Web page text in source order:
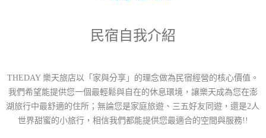
民宿自我介紹
THEDAY 樂天旅店以「家與分享」的理念做為民宿經營的核心價值。
我們希望能提供您一個最輕鬆與自在的休息環境，讓樂天成為您在澎
湖旅行中最舒適的住所；無論您是家庭旅遊、三五好友同遊，還是2人
世界甜蜜的小旅行，相信我們都能提供您最適合的空間與服務!!